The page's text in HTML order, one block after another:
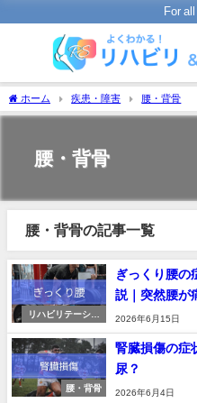
For
ホーム 疾患・障害 腰・背骨
腰・背骨
腰・背骨の記事一覧
リハビリテーショ
ぎっくり腰の
説｜突然腰が
2026年6月15日
腰・背骨
腎臓損傷の症
尿？
2026年6月4日